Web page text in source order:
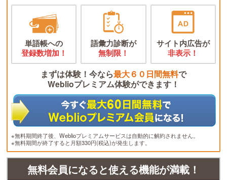
単語帳への
登録数増加！
語彙力診断が
無制限！
サイト内広告が
非表示！
まずは体験！今なら最大６０日間無料で
Weblioプレミアム体験ができます！
※無料期間終了後、Weblioプレミアムサービスは自動的に解約されません。
※無料期間が終了すると月額330円(税込)が発生します。
無料会員になると使える機能が満載！